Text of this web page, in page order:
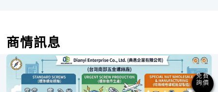
商情訊息